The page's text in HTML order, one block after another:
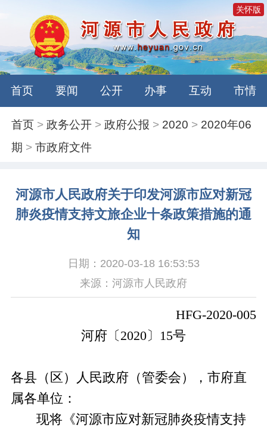
关怀版
首页 要闻 公开 办事 互动 市情
首页 >政务公开 >政府公报 > 2020 > 2020年06
期 >市政府文件
河源市人民政府关于印发河源市应对新冠
肺炎疫情支持文旅企业十条政策措施的通
知
日期：2020-03-18 16:53:53
来源：河源市人民政府
HFG-2020-005
河府〔 2020 〕 15号
各县（区）人民政府（管委会），市府直
属各单位 ：
现将《河源市应对新冠肺炎疫情支持